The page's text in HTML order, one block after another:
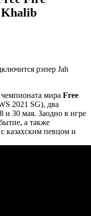
Khalib
мира Free
2021 SG), два
и 30 мая. Заодно в игре
а также
казахским певцом и